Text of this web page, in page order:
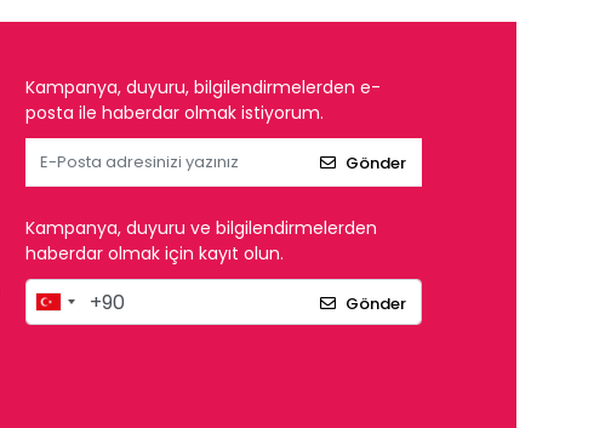
Kampanya, duyuru, bilgilendirmelerden e-
posta ile haberdar olmak istiyorum.
Gönder
Kampanya, duyuru ve bilgilendirmelerden
haberdar olmak için kayıt olun.
Gönder